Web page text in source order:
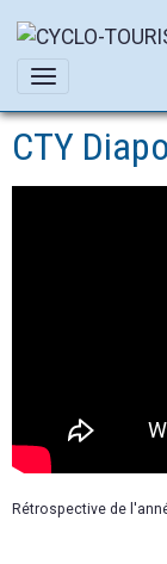
CTY
Rétrospective de